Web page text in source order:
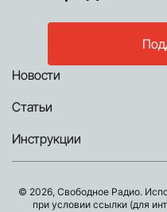
Новости
Статьи
Инструкции
© 2026, Свободное Радио.
при условии ссылки (для